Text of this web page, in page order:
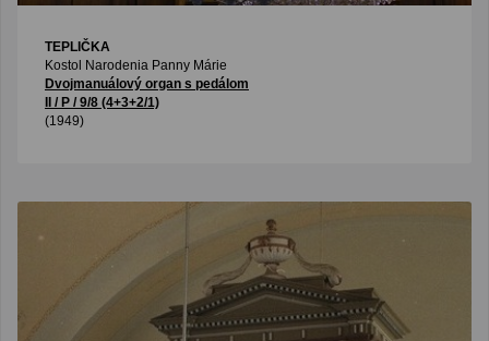
TEPLIČKA
Kostol Narodenia Panny Márie
Dvojmanuálový organ s pedálom
II / P / 9/8 (4+3+2/1)
(1949)